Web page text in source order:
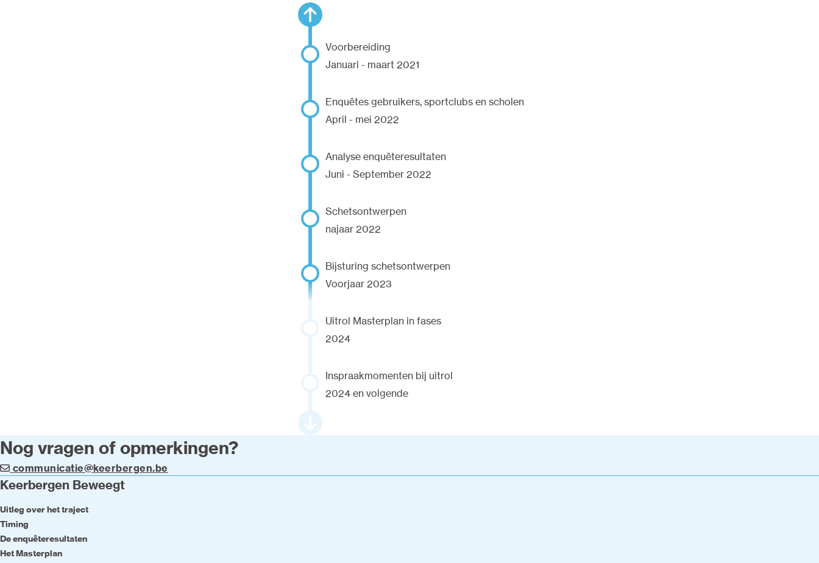
Voorbereiding
Januari - maart 2021
Enquêtes gebruikers, sportclubs en scholen
April - mei 2022
Analyse enquêteresultaten
Juni - September 2022
Schetsontwerpen
najaar 2022
Bijsturing schetsontwerpen
Voorjaar 2023
Uitrol Masterplan in fases
2024
Inspraakmomenten bij uitrol
2024 en volgende
Nog vragen of opmerkingen?
communicatie@keerbergen.be
Keerbergen Beweegt
Uitleg over het traject
Timing
De enquêteresultaten
Het Masterplan